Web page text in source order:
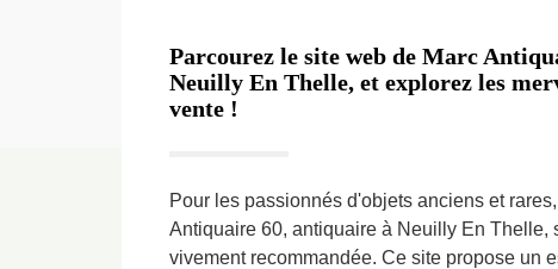
Parcourez le site web de Marc
Neuilly En Thelle, et explorez les
vente !
Pour les passionnés d'objets anciens et
Antiquaire 60, antiquaire à Neuilly En Thelle,
vivement recommandée. Ce site propose un